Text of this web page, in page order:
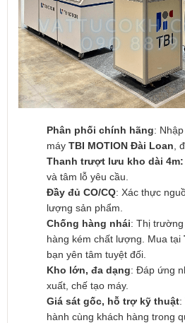
Phân phối chính hãng:
máy TBI MOTION Đài Loan ,
Thanh trượt lưu kho dài 4m:
và tâm lỗ yêu cầu.
Đầy đủ CO/CQ: Xác thực
lượng sản phẩm.
Chống hàng nhái: Thị trường
hàng kém chất lượng. Mua tại
bạn yên tâm tuyệt đối.
Kho lớn, đa dạng: Đáp ứng
xuất, chế tạo máy.
Giá sát gốc, hỗ trợ kỹ thuật:
hành cùng khách hàng trong